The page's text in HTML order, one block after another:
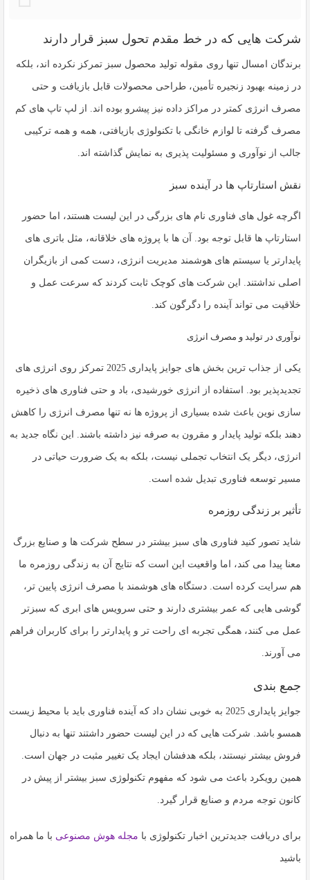
شرکت هایی که در خط مقدم تحول سبز قرار دارند
برندگان امسال تنها روی مقوله تولید محصول سبز تمرکز نکرده اند، بلکه
در زمینه بهبود زنجیره تأمین، طراحی محصولات قابل بازیافت و حتی
مصرف انرژی کمتر در مراکز داده نیز پیشرو بوده اند. از لپ تاپ های کم
مصرف گرفته تا لوازم خانگی با تکنولوژی بازیافتی، همه و همه ترکیبی
جالب از نوآوری و مسئولیت پذیری به نمایش گذاشته اند.
نقش استارتاپ ها در آینده سبز
اگرچه غول های فناوری نام های بزرگی در این لیست هستند، اما حضور
استارتاپ ها قابل توجه بود. آن ها با پروژه های خلاقانه، مثل باتری های
پایدارتر یا سیستم های هوشمند مدیریت انرژی، دست کمی از بازیگران
اصلی نداشتند. این شرکت های کوچک ثابت کردند که سرعت عمل و
خلاقیت می تواند آینده را دگرگون کند.
نوآوری در تولید و مصرف انرژی
یکی از جذاب ترین بخش های جوایز پایداری 2025 تمرکز روی انرژی های
تجدیدپذیر بود. استفاده از انرژی خورشیدی، باد و حتی فناوری های ذخیره
سازی نوین باعث شده بسیاری از پروژه ها نه تنها مصرف انرژی را کاهش
دهند بلکه تولید پایدار و مقرون به صرفه نیز داشته باشند. این نگاه جدید به
انرژی، دیگر یک انتخاب تجملی نیست، بلکه به یک ضرورت حیاتی در
مسیر توسعه فناوری تبدیل شده است.
تأثیر بر زندگی روزمره
شاید تصور کنید فناوری های سبز بیشتر در سطح شرکت ها و صنایع بزرگ
معنا پیدا می کند، اما واقعیت این است که نتایج آن به زندگی روزمره ما
هم سرایت کرده است. دستگاه های هوشمند با مصرف انرژی پایین تر،
گوشی هایی که عمر بیشتری دارند و حتی سرویس های ابری که سبزتر
عمل می کنند، همگی تجربه ای راحت تر و پایدارتر را برای کاربران فراهم
می آورند.
جمع بندی
جوایز پایداری 2025 به خوبی نشان داد که آینده فناوری باید با محیط زیست
همسو باشد. شرکت هایی که در این لیست حضور داشتند تنها به دنبال
فروش بیشتر نیستند، بلکه هدفشان ایجاد یک تغییر مثبت در جهان است.
همین رویکرد باعث می شود که مفهوم تکنولوژی سبز بیشتر از پیش در
کانون توجه مردم و صنایع قرار گیرد.
برای دریافت جدیدترین اخبار تکنولوژی با مجله هوش مصنوعی با ما همراه
باشید